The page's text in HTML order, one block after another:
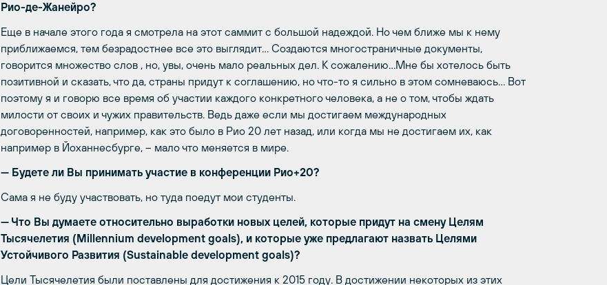
Рио-де-Жанейро?
Еще в начале этого года я смотрела на этот саммит с большой надеждой. Но чем ближе мы к нему
приближаемся, тем безрадостнее все это выглядит… Создаются многостраничные документы,
говорится множество слов , но, увы, очень мало реальных дел. К сожалению…Мне бы хотелось быть
позитивной и сказать, что да, страны придут к соглашению, но что-то я сильно в этом сомневаюсь… Вот
поэтому я и говорю все время об участии каждого конкретного человека, а не о том, чтобы ждать
милости от своих и чужих правительств. Ведь даже если мы достигаем международных
договоренностей, например, как это было в Рио 20 лет назад, или когда мы не достигаем их, как
например в Йоханнесбурге, – мало что меняется в мире.
— Будете ли Вы принимать участие в конференции Рио+20?
Сама я не буду участвовать, но туда поедут мои студенты.
— Что Вы думаете относительно выработки новых целей, которые придут на смену Целям
Тысячелетия (Millennium development goals), и которые уже предлагают назвать Целями
Устойчивого Развития (Sustainable development goals)?
Цели Тысячелетия были поставлены для достижения к 2015 году. В достижении некоторых из этих